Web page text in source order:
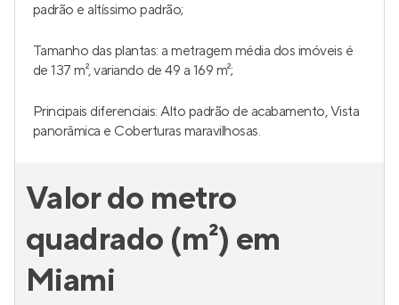
padrão e altíssimo padrão;
Tamanho das plantas: a metragem média dos imóveis é
de 137 m², variando de 49 a 169 m²;
Principais diferenciais: Alto padrão de acabamento, Vista
panorâmica e Coberturas maravilhosas.
Valor do metro
quadrado (m²) em
Miami